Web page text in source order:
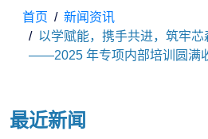
首页
新闻资讯
以学赋能，携手共进，筑牢
——2025 年专项内部培训圆满
最近新闻